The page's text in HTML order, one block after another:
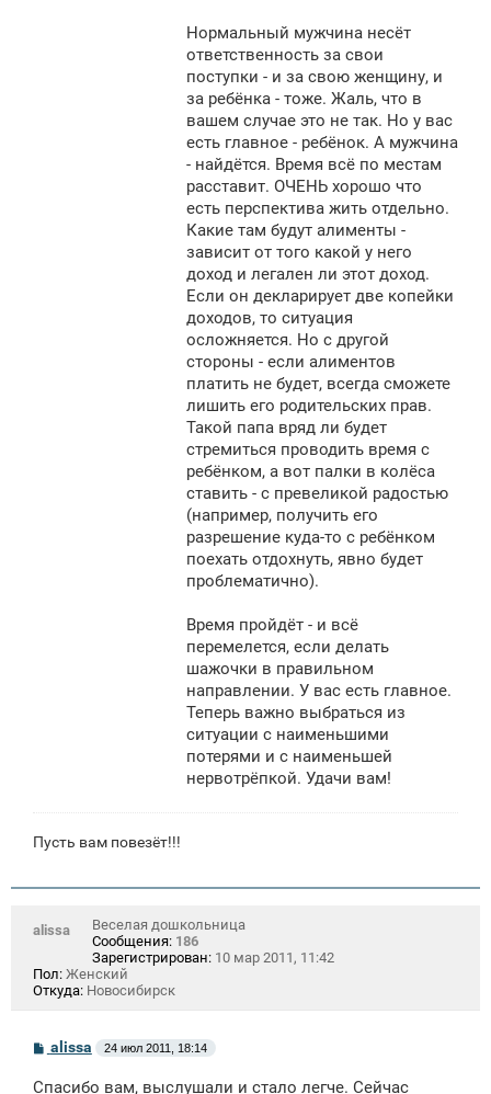
Нормальный мужчина несёт
ответственность за свои
поступки - и за свою женщину, и
за ребёнка - тоже. Жаль, что в
вашем случае это не так. Но у вас
есть главное - ребёнок. А мужчина
- найдётся. Время всё по местам
расставит. ОЧЕНЬ хорошо что
есть перспектива жить отдельно.
Какие там будут алименты -
зависит от того какой у него
доход и легален ли этот доход.
Если он декларирует две копейки
доходов, то ситуация
осложняется. Но с другой
стороны - если алиментов
платить не будет, всегда сможете
лишить его родительских прав.
Такой папа вряд ли будет
стремиться проводить время с
ребёнком, а вот палки в колёса
ставить - с превеликой радостью
(например, получить его
разрешение куда-то с ребёнком
поехать отдохнуть, явно будет
проблематично).
Время пройдёт - и всё
перемелется, если делать
шажочки в правильном
направлении. У вас есть главное.
Теперь важно выбраться из
ситуации с наименьшими
потерями и с наименьшей
нервотрёпкой. Удачи вам!
Пусть вам повезёт!!!
alissa
Веселая дошкольница
Сообщения: 186
Зарегистрирован: 10 мар 2011, 11:42
Пол: Женский
Откуда: Новосибирск
Сalissa 24 июл 2011, 18:14
Спасибо вам, выслушали и стало легче. Сейчас